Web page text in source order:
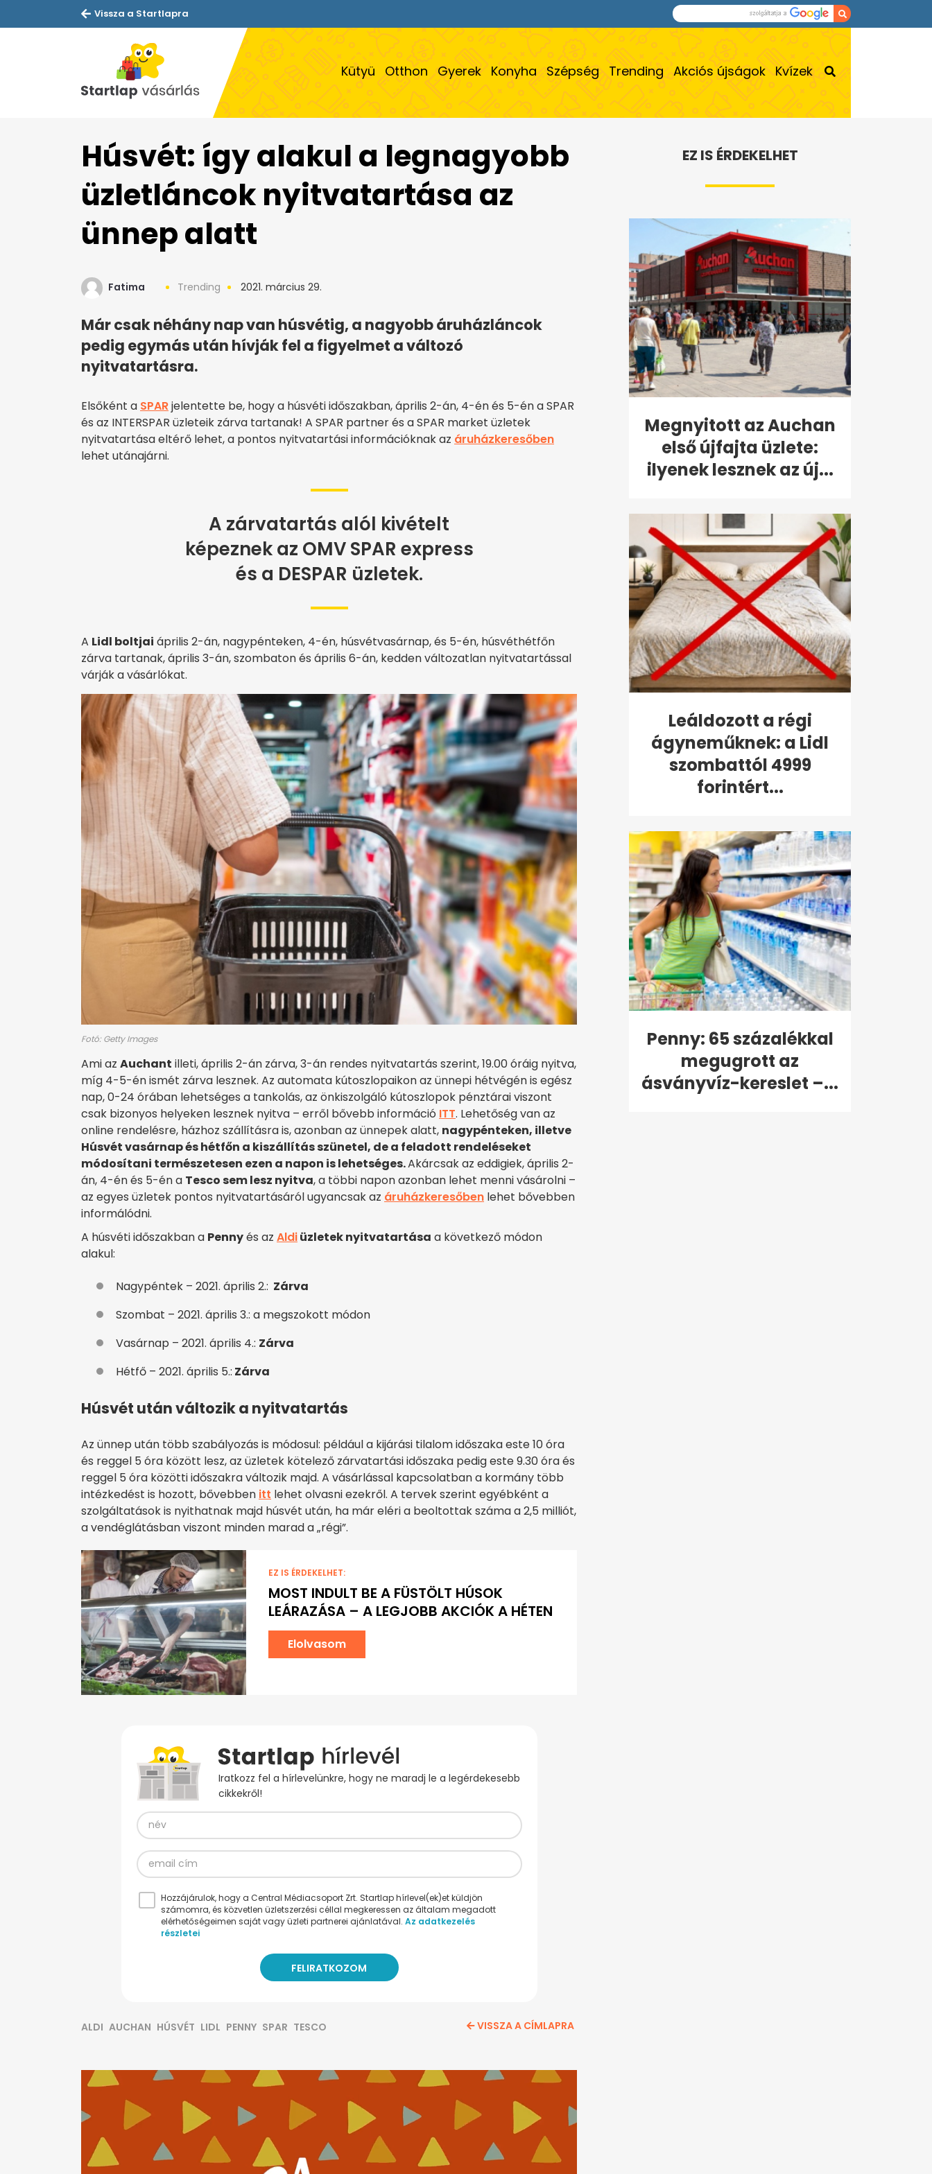
Vissza a Startlapra
Kütyü Otthon Gyerek Konyha Szépség Trending Akciós újságok Kvízek
Húsvét: így alakul a legnagyobb
üzletláncok nyitvatartása az
ünnep alatt
Fatima Trending 2021. március 29.
Már csak néhány nap van húsvétig, a nagyobb áruházláncok
pedig egymás után hívják fel a figyelmet a változó
nyitvatartásra.
Elsőként a SPARjelentette be, hogy a húsvéti időszakban, április 2-án, 4-én és 5-én a SPAR
és az INTERSPAR üzleteik zárva tartanak! A SPAR partner és a SPAR market üzletek
nyitvatartása eltérő lehet, a pontos nyitvatartási információknak az áruházkeresőben
lehet utánajárni.
A zárvatartás alól kivételt
képeznek az OMV SPAR express
és a DESPAR üzletek.
A Lidl boltjai április 2-án, nagypénteken, 4-én, húsvétvasárnap, és 5-én, húsvéthétfőn
zárva tartanak, április 3-án, szombaton és április 6-án, kedden változatlan nyitvatartással
várják a vásárlókat.
Fotó: Getty Images
Ami az Auchant illeti, április 2-án zárva, 3-án rendes nyitvatartás szerint, 19.00 óráig nyitva,
míg 4-5-én ismét zárva lesznek. Az automata kútoszlopaikon az ünnepi hétvégén is egész
nap, 0-24 órában lehetséges a tankolás, az önkiszolgáló kútoszlopok pénztárai viszont
csak bizonyos helyeken lesznek nyitva – erről bővebb információ ITT. Lehetőség van az
online rendelésre, házhoz szállításra is, azonban az ünnepek alatt, nagypénteken, illetve
Húsvét vasárnap és hétfőn a kiszállítás szünetel, de a feladott rendeléseket
módosítani természetesen ezen a napon is lehetséges.Akárcsak az eddigiek, április 2-
án, 4-én és 5-én a Tesco sem lesz nyitva, a többi napon azonban lehet menni vásárolni –
az egyes üzletek pontos nyitvatartásáról ugyancsak az áruházkeresőben lehet bővebben
informálódni.
A húsvéti időszakban a Pennyés az Aldiüzletek nyitvatartása a következő módon
alakul:
Nagypéntek – 2021. április 2.: Zárva
Szombat – 2021. április 3.: a megszokott módon
Vasárnap – 2021. április 4.: Zárva
Hétfő – 2021. április 5.: Zárva
Húsvét után változik a nyitvatartás
Az ünnep után több szabályozás is módosul: például a kijárási tilalom időszaka este 10 óra
és reggel 5 óra között lesz, az üzletek kötelező zárvatartási időszaka pedig este 9.30 óra és
reggel 5 óra közötti időszakra változik majd. A vásárlással kapcsolatban a kormány több
intézkedést is hozott, bővebben itt lehet olvasni ezekről. A tervek szerint egyébként a
szolgáltatások is nyithatnak majd húsvét után, ha már eléri a beoltottak száma a 2,5 milliót,
a vendéglátásban viszont minden marad a „régi”.
EZ IS ÉRDEKELHET:
MOST INDULT BE A FÜSTÖLT HÚSOK
LEÁRAZÁSA – A LEGJOBB AKCIÓK A HÉTEN
Elolvasom
Iratkozz fel a hírlevelünkre, hogy ne maradj le a legérdekesebb
cikkekről!
Hozzájárulok, hogy a Central Médiacsoport Zrt. Startlap hírlevel(ek)et küldjön
számomra, és közvetlen üzletszerzési céllal megkeressen az általam megadott
elérhetőségeimen saját vagy üzleti partnerei ajánlatával. Az adatkezelés
részletei
ALDI AUCHAN HÚSVÉT LIDL PENNY SPAR TESCO VISSZA A CÍMLAPRA
EZ IS ÉRDEKELHET
Megnyitott az Auchan
első újfajta üzlete:
ilyenek lesznek az új...
Leáldozott a régi
ágyneműknek: a Lidl
szombattól 4999
forintért...
Penny: 65 százalékkal
megugrott az
ásványvíz-kereslet –...